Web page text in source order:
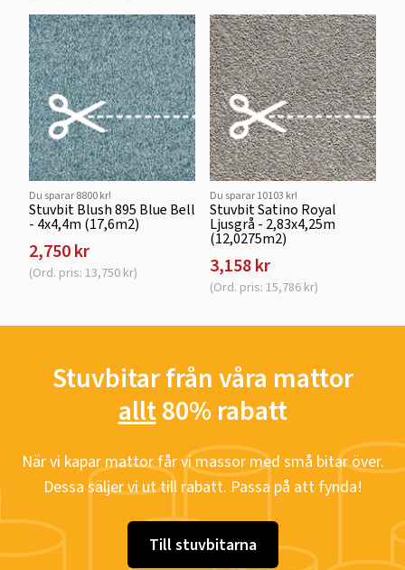
Du sparar 8800 kr!
Stuvbit Blush 895 Blue Bell
- 4x4,4m (17,6m2)
2,750 kr
(Ord. pris: 13,750 kr)
Du sparar 10103 kr!
Stuvbit Satino Royal
Ljusgrå - 2,83x4,25m
(12,0275m2)
3,158 kr
(Ord. pris: 15,786 kr)
Stuvbitar från våra mattor
allt80% rabatt
När vi kapar mattor får vi massor med små bitar över.
Dessa säljer vi ut till rabatt. Passa på att fynda!
Till stuvbitarna